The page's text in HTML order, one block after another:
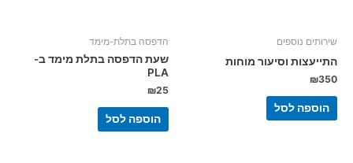
שירותים נוספים
התייעצות וסיעור מוחות
₪350
הוספה לסל
הדפסה בתלת-מימד
שעת הדפסה בתלת מימד ב-
PLA
₪25
הוספה לסל